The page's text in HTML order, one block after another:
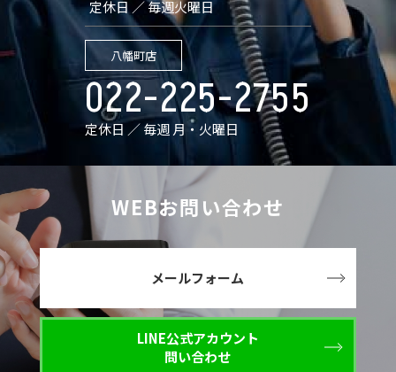
定休日 ／ 毎週火曜日
八幡町店
022-225-2755
定休日 ／ 毎週 月・火曜日
WEBお問い合わせ
メールフォーム
LINE公式アカウント
問い合わせ